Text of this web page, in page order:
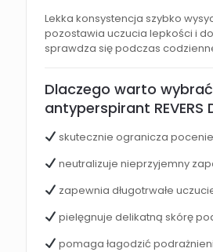
Lekka konsystencja szybko
pozostawia uczucia lepkości i
sprawdza się podczas
Dlaczego warto wybrać
antyperspirant REVERS
skutecznie ogranicza pocenie
neutralizuje nieprzyjemny
zapewnia długotrwałe
pielęgnuje delikatną skórę
pomaga łagodzić